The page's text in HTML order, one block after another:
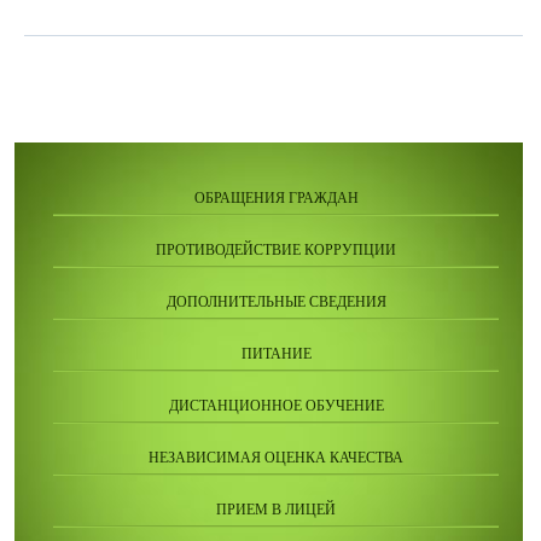
ОБРАЩЕНИЯ ГРАЖДАН
ПРОТИВОДЕЙСТВИЕ КОРРУПЦИИ
ДОПОЛНИТЕЛЬНЫЕ СВЕДЕНИЯ
ПИТАНИЕ
ДИСТАНЦИОННОЕ ОБУЧЕНИЕ
НЕЗАВИСИМАЯ ОЦЕНКА КАЧЕСТВА
ПРИЕМ В ЛИЦЕЙ